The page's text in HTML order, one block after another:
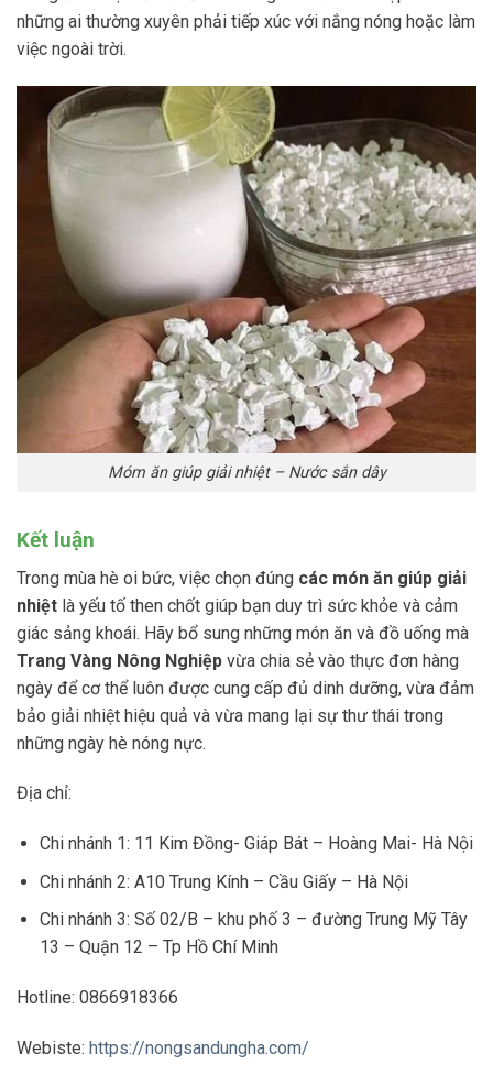
những ai thường xuyên phải tiếp xúc với nắng nóng hoặc làm
việc ngoài trời.
Móm ăn giúp giải nhiệt – Nước sắn dây
Kết luận
Trong mùa hè oi bức, việc chọn đúng các món ăn giúp giải
nhiệt là yếu tố then chốt giúp bạn duy trì sức khỏe và cảm
giác sảng khoái. Hãy bổ sung những món ăn và đồ uống mà
Trang Vàng Nông Nghiệp vừa chia sẻ vào thực đơn hàng
ngày để cơ thể luôn được cung cấp đủ dinh dưỡng, vừa đảm
bảo giải nhiệt hiệu quả và vừa mang lại sự thư thái trong
những ngày hè nóng nực.
Địa chỉ:
Chi nhánh 1: 11 Kim Đồng- Giáp Bát – Hoàng Mai- Hà Nội
Chi nhánh 2: A10 Trung Kính – Cầu Giấy – Hà Nội
Chi nhánh 3: Số 02/B – khu phố 3 – đường Trung Mỹ Tây
13 – Quận 12 – Tp Hồ Chí Minh
Hotline: 0866918366
Webiste: https://nongsandungha.com/